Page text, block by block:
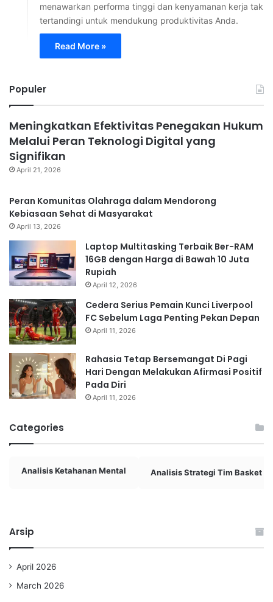
menawarkan performa tinggi dan kenyamanan kerja tak
tertandingi untuk mendukung produktivitas Anda.
Read More »
Populer
Meningkatkan Efektivitas Penegakan Hukum
Melalui Peran Teknologi Digital yang
Signifikan
April 21, 2026
Peran Komunitas Olahraga dalam Mendorong
Kebiasaan Sehat di Masyarakat
April 13, 2026
Laptop Multitasking Terbaik Ber-RAM
16GB dengan Harga di Bawah 10 Juta
Rupiah
April 12, 2026
Cedera Serius Pemain Kunci Liverpool
FC Sebelum Laga Penting Pekan Depan
April 11, 2026
Rahasia Tetap Bersemangat Di Pagi
Hari Dengan Melakukan Afirmasi Positif
Pada Diri
April 11, 2026
Categories
Analisis Ketahanan Mental Analisis Strategi Tim Basket
Arsip
April 2026
March 2026